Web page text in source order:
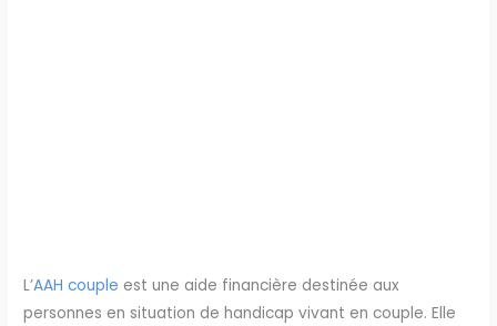
L’AAH couple est une aide financière destinée aux
personnes en situation de handicap vivant en couple. Elle